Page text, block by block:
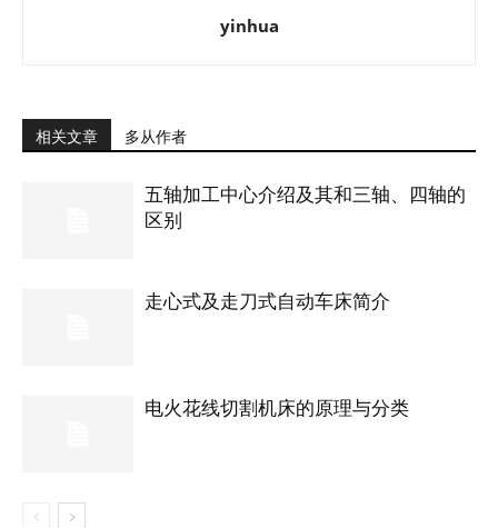
yinhua
相关文章 多从作者
五轴加工中心介绍及其和三轴、四轴的
区别
走心式及走刀式自动车床简介
电火花线切割机床的原理与分类